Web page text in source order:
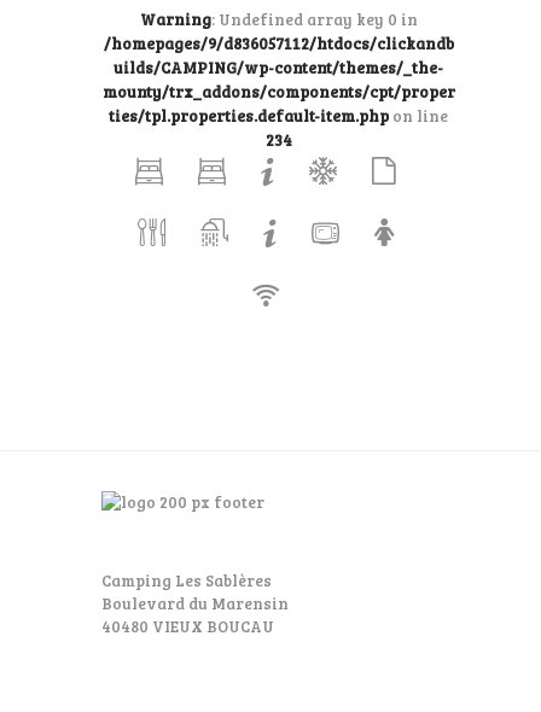
Warning: Undefined array key 0 in
/homepages/9/d836057112/htdocs/clickandb
uilds/CAMPING/wp-content/themes/_the-
mounty/trx_addons/components/cpt/proper
ties/tpl.properties.default-item.php on line
234
Camping Les Sablères
Boulevard du Marensin
40480 VIEUX BOUCAU